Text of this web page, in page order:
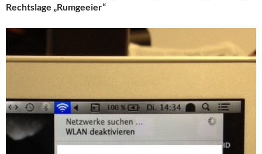
Rechtslage „Rumgeeier“